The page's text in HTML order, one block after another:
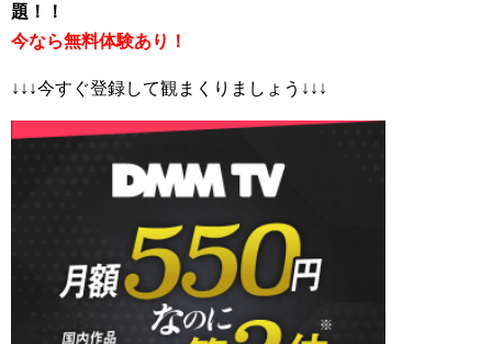
題！！
今なら無料体験あり！
↓↓↓今すぐ登録して観まくりましょう↓↓↓